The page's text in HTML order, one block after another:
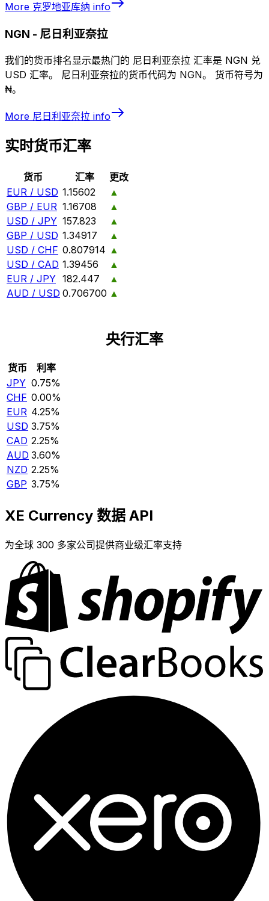
More 克罗地亚库纳 info
NGN - 尼日利亚奈拉
我们的货币排名显示最热门的 尼日利亚奈拉 汇率是 NGN 兑
USD 汇率。 尼日利亚奈拉的货币代码为 NGN。 货币符号为
₦。
More 尼日利亚奈拉 info
实时货币汇率
货币 汇率
更改
EUR / USD 1.15602
▲
GBP / EUR 1.16708
▲
USD / JPY 157.823
▲
GBP / USD 1.34917
▲
USD / CHF 0.807914 ▲
USD / CAD 1.39456
▲
EUR / JPY 182.447
▲
AUD / USD 0.706700 ▲
央行汇率
货币
利率
JPY 0.75%
CHF 0.00%
EUR 4.25%
USD 3.75%
CAD 2.25%
AUD 3.60%
NZD 2.25%
GBP 3.75%
XE Currency 数据 API
为全球 300 多家公司提供商业级汇率支持